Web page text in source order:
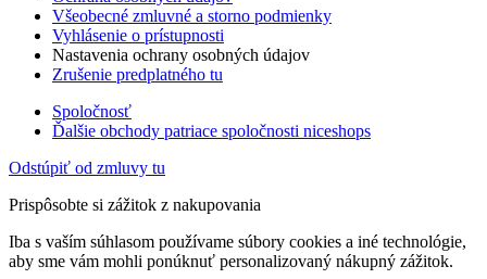
Všeobecné zmluvné a storno podmienky
Vyhlásenie o prístupnosti
Nastavenia ochrany osobných údajov
Zrušenie predplatného tu
Spoločnosť
Ďalšie obchody patriace spoločnosti niceshops
Odstúpiť od zmluvy tu
Prispôsobte si zážitok z nakupovania
Iba s vaším súhlasom používame súbory cookies a iné technológie,
aby sme vám mohli ponúknuť personalizovaný nákupný zážitok.